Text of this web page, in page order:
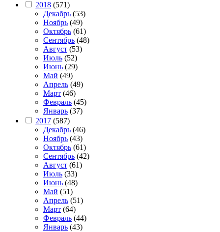
2018 (571)
Декабрь (53)
Ноябрь (49)
Октябрь (61)
Сентябрь (48)
Август (53)
Июль (52)
Июнь (29)
Май (49)
Апрель (49)
Март (46)
Февраль (45)
Январь (37)
2017 (587)
Декабрь (46)
Ноябрь (43)
Октябрь (61)
Сентябрь (42)
Август (61)
Июль (33)
Июнь (48)
Май (51)
Апрель (51)
Март (64)
Февраль (44)
Январь (43)